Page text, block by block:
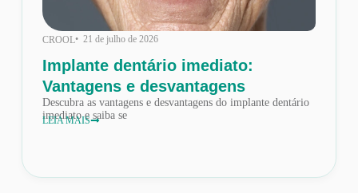
CROOL• 21 de julho de 2026
Implante dentário imediato:
Vantagens e desvantagens
Descubra as vantagens e desvantagens do implante dentário
imediato e saiba se
LEIA MAIS